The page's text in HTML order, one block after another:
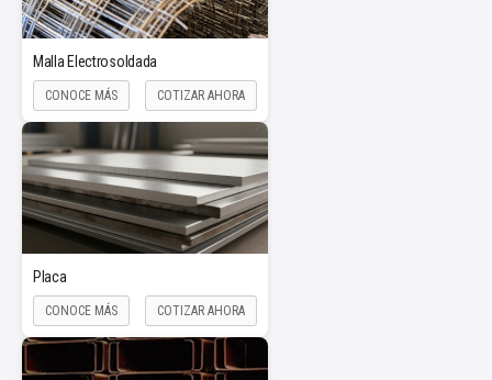
Malla Electrosoldada
CONOCE MÁS COTIZAR AHORA
Placa
CONOCE MÁS COTIZAR AHORA